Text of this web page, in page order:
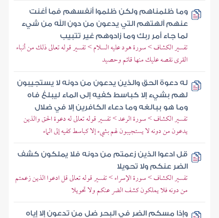
وما ظلمناهم ولكن ظلموا أنفسهم فما أغنت
عنهم آلهتهم التي يدعون من دون الله من شيء
لما جاء أمر ربك وما زادوهم غير تتبيب
تفسير الكشاف > سورة هود عليه السلام > تفسير قوله تعالى ذلك من أنباء
القرى نقصه عليك منها قائم وحصيد
له دعوة الحق والذين يدعون من دونه لا يستجيبون
لهم بشيء إلا كباسط كفيه إلى الماء ليبلغ فاه
وما هو ببالغه وما دعاء الكافرين إلا في ضلال
تفسير الكشاف > سورة الرعد > تفسير قوله تعالى له دعوة الحق والذين
يدعون من دونه لا يستجيبون لهم بشيء إلا كباسط كفيه إلى الماء
قل ادعوا الذين زعمتم من دونه فلا يملكون كشف
الضر عنكم ولا تحويلا
تفسير الكشاف > سورة الإسراء > تفسير قوله تعالى قل ادعوا الذين زعمتم
من دونه فلا يملكون كشف الضر عنكم ولا تحويلا
وإذا مسكم الضر في البحر ضل من تدعون إلا إياه